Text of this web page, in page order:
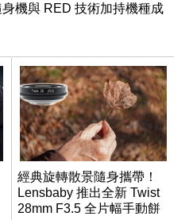
身機與 RED 技術加持機種成
經典旋轉散景隨身攜帶！
Lensbaby 推出全新 Twist
28mm F3.5 全片幅手動餅